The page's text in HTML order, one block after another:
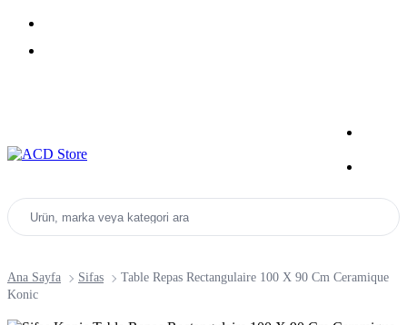
Ürün, marka veya kategori ara
Ana Sayfa Sifas
Table Repas Rectangulaire 100 X 90 Cm Ceramique
Konic